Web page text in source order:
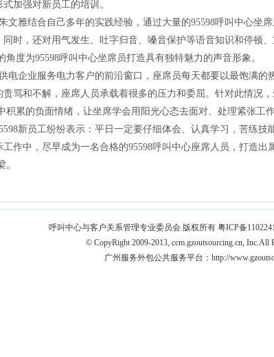
加强对新员工的培训。
文雅结合自己多年的实践经验，通过大量的95598呼叫中心坐
时，还对用气发生、吐字归音、嗓音保护等语音知识和停顿
度为95598呼叫中心坐席员打造具有独特魅力的声音形象。
电企业服务电力客户的前沿窗口，座席员每天都要以最饱满
骂和不解，座席人员承载着很多的压力和委屈。针对此情况
积累的负面情绪，让坐席学会用阳光心态去面对、处理紧张工
新员工纷纷表示：平日一定要仔细体会、认真学习，苦练
作中，尽早成为一名合格的95598呼叫中心座席人员，打造
呼叫中心与客户关系管理专业委员会 版权所有 粤ICP备
© CopyRight 2009-2013, ccm.gzoutsourcing.cn, Inc.All
广州服务外包公共服务平台： http://